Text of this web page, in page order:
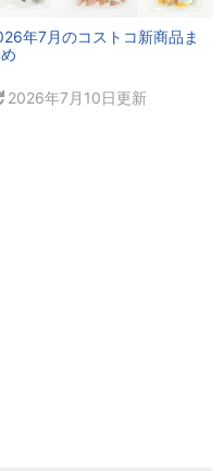
年7月のコストコ新商品ま
2026年7月10日更新